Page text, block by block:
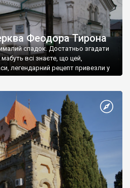
Феодора Тирона
спадок. Достатньо згадати
всі знаєте, що цей,
легендарний рецепт привезли у